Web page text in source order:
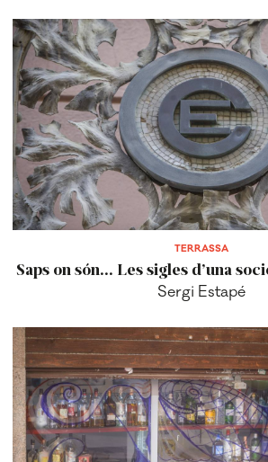
TERRASSA
Saps on són... Les sigles d’una
Sergi Estapé